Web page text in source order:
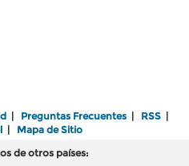
| Preguntas Frecuentes | RSS |
| Mapa de Sitio
de otros países: